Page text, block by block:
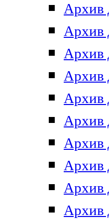
Архив
Архив
Архив
Архив
Архив
Архив
Архив
Архив
Архив
Архив